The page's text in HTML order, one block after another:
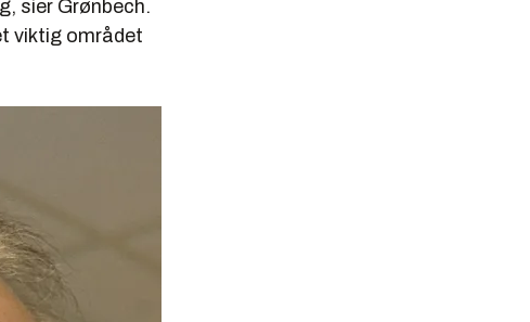
sier Grønbech.
viktig området